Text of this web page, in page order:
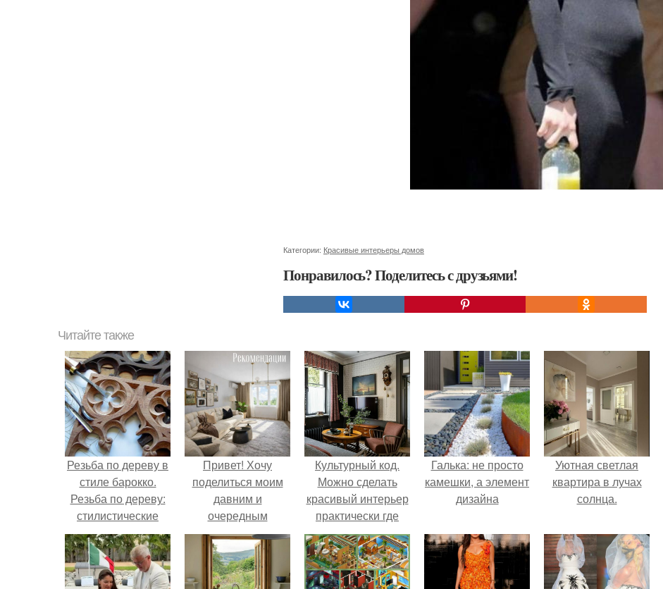
Категории: Красивые интерьеры домов
Понравилось? Поделитесь с друзьями!
Читайте также
Резьба по дереву в
стиле барокко.
Резьба по дереву:
стилистические
направления и
характерные узоры.
Привет! Хочу
поделиться моим
давним и
очередным
неопубликованным
проектом.
Культурный код.
Можно сделать
красивый интерьер
практически где
угодно.
Галька: не просто
камешки, а элемент
дизайна
Уютная светлая
квартира в лучах
солнца.